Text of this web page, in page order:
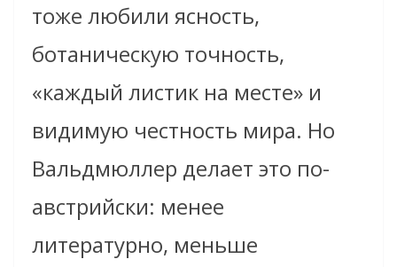
тоже любили ясность,
ботаническую точность,
«каждый листик на месте» и
видимую честность мира. Но
Вальдмюллер делает это по-
австрийски: менее
литературно, меньше